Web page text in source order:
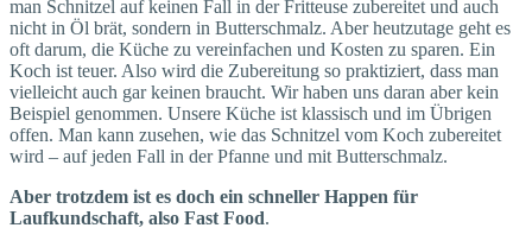
man Schnitzel auf keinen Fall in der Fritteuse zubereitet und auch
nicht in Öl brät, sondern in Butter­schmalz. Aber heutzutage geht es
oft darum, die Küche zu vereinfachen und Kosten zu sparen. Ein
Koch ist teuer. Also wird die Zubereitung so praktiziert, dass man
vielleicht auch gar keinen braucht. Wir haben uns daran aber kein
Beispiel genommen. Unsere Küche ist klassisch und im Übrigen
offen. Man kann zusehen, wie das Schnitzel vom Koch zubereitet
wird – auf jeden Fall in der Pfanne und mit Butterschmalz.
Aber trotzdem ist es doch ein schneller Happen für
Laufkundschaft, also Fast Food.